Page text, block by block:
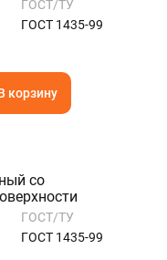
ГОСТ/ТУ
ГОСТ 1435-99
корзину
со
ГОСТ/ТУ
ГОСТ 1435-99